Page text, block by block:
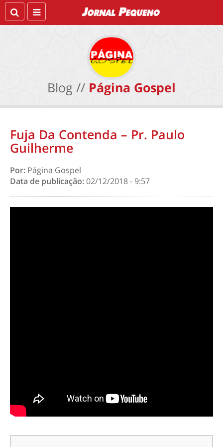
Blog // Página Gospel
Fuja Da Contenda – Pr. Paulo
Guilherme
Por: Página Gospel
Data de publicação:02/12/2018 - 9:57